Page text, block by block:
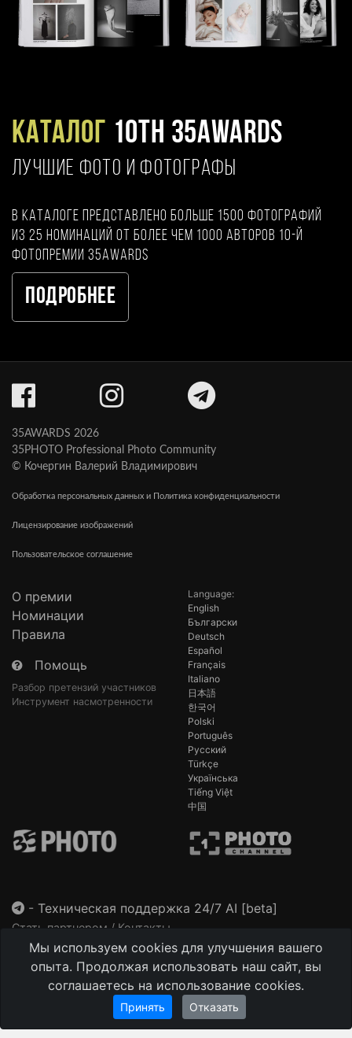
Каталог 10TH 35AWARDS
ЛУЧШИЕ ФОТО И ФОТОГРАФЫ
В каталоге представлено больше 1500 фотографий
из 25 номинаций от более чем 1000 авторов 10-й
фотопремии 35AWARDS
Подробнее
Мы используем cookies для улучшения вашего
опыта. Продолжая использовать наш сайт, вы
соглашаетесь на использование cookies.
Принять Отказать
35AWARDS 2026
35PHOTO Professional Photo Community
© Кочергин Валерий Владимирович
Обработка персональных данных и Политика конфиденциальности
Лицензирование изображений
Пользовательское соглашение
О премии
Номинации
Правила
Помощь
Разбор претензий участников
Инструмент насмотренности
Language:
English
Български
Deutsch
Español
Français
Italiano
日本語
한국어
Polski
Português
Русский
Türkçe
Українська
Tiếng Việt
中国
- Техническая поддержка 24/7 AI [beta]
Стать партнером / Контакты
This site is protected by reCAPTCHA and the GooglePrivacy Policyand
Terms of Service